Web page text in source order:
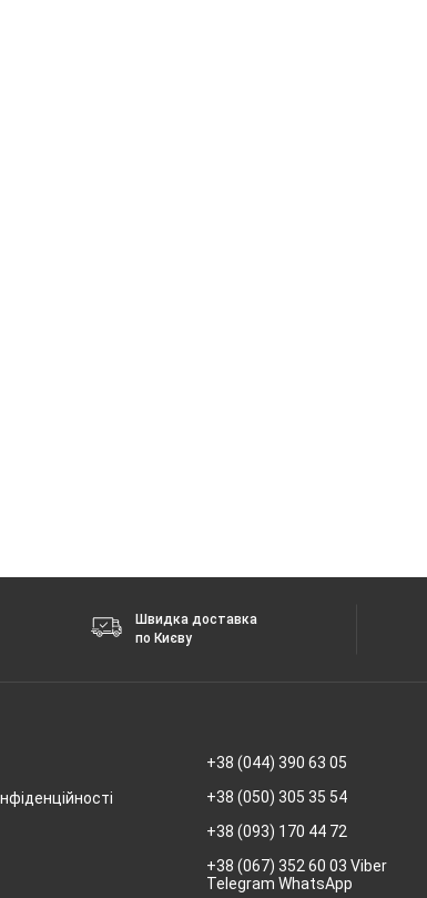
Швидка доставка
по Києву
+38 (044) 390 63 05
+38 (050) 305 35 54
+38 (093) 170 44 72
+38 (067) 352 60 03 Viber
Telegram WhatsApp